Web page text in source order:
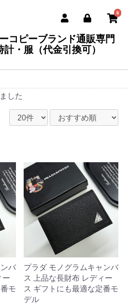
0
コピーブランド通販専門
・服（代金引換可）
した
バ
ー
モ
プラダ モノグラムキャンバ
ス 上品な長財布 レディー
ス ギフトにも最適な定番モ
デル